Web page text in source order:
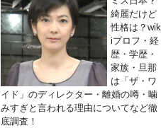
綺麗だけど
性格は？wik
iプロフ・経
歴・学歴・
家族・旦那
は「ザ・ワ
イド」のディレクター・離婚の噂・噛
みすぎと言われる理由についてなど徹
底調査！